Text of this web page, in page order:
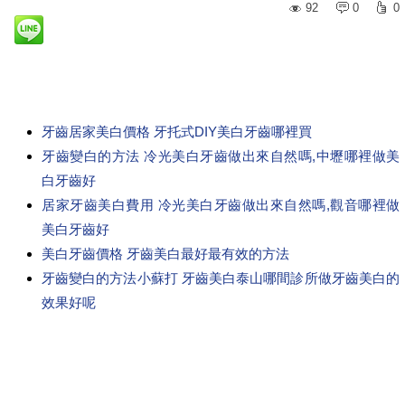
92
0 0
牙齒居家美白價格 牙托式DIY美白牙齒哪裡買
牙齒變白的方法 冷光美白牙齒做出來自然嗎,中壢哪裡做美
白牙齒好
居家牙齒美白費用 冷光美白牙齒做出來自然嗎,觀音哪裡做
美白牙齒好
美白牙齒價格 牙齒美白最好最有效的方法
牙齒變白的方法小蘇打 牙齒美白泰山哪間診所做牙齒美白的
效果好呢